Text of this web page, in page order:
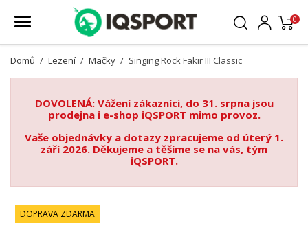
0
Domů Lezení Mačky Singing Rock Fakir III Classic
DOVOLENÁ: Vážení zákazníci, do 31. srpna jsou
prodejna i e-shop iQSPORT mimo provoz.
Vaše objednávky a dotazy zpracujeme od úterý 1.
září 2026. Děkujeme a těšíme se na vás, tým
iQSPORT.
DOPRAVA ZDARMA